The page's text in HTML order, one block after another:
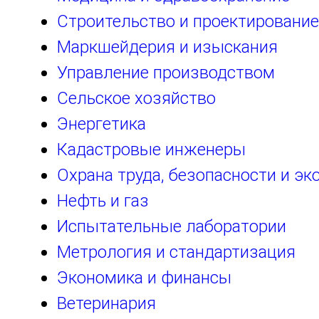
Строительство и проектирование
Маркшейдерия и изыскания
Управление производством
Сельское хозяйство
Энергетика
Кадастровые инженеры
Охрана труда, безопасности и
Нефть и газ
Испытательные лаборатории
Метрология и стандартизация
Экономика и финансы
Ветеринария